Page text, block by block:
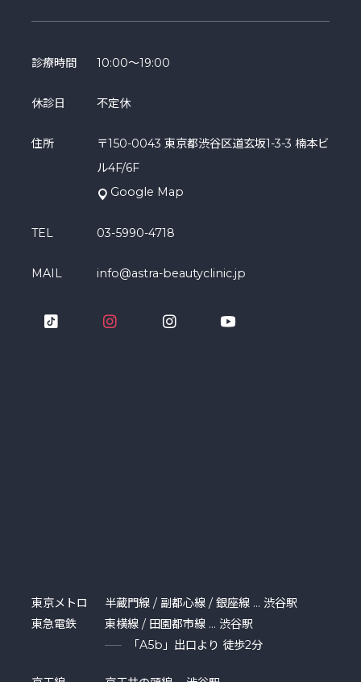
診療時間 10:00～19:00
休診日 不定休
住所
〒150-0043 東京都渋谷区道玄坂1-3-3 楠本ビ
ル4F/6F
Google Map
TEL 03-5990-4718
MAIL info@astra-beautyclinic.jp
東京メトロ
東急電鉄
半蔵門線 / 副都心線 / 銀座線 … 渋谷駅
東横線 / 田園都市線 … 渋谷駅
「A5b」出口より 徒歩2分